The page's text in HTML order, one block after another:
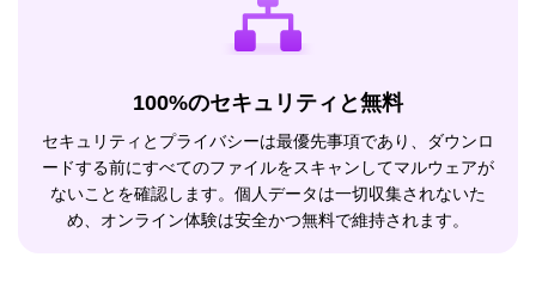
100%のセキュリティと無料
セキュリティとプライバシーは最優先事項であり、ダウンロ
ードする前にすべてのファイルをスキャンしてマルウェアが
ないことを確認します。個人データは一切収集されないた
め、オンライン体験は安全かつ無料で維持されます。